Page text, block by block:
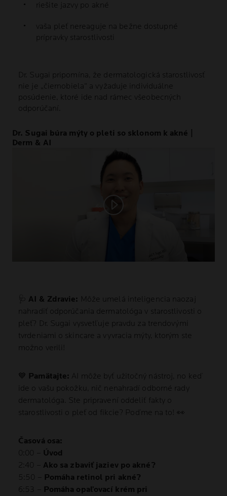
riešite jazvy po akné
vaša pleť nereaguje na bežne dostupné
prípravky starostlivosti
Dr. Sugai pripomína, že dermatologická starostlivosť
nie je „čiernobiela“ a vyžaduje individuálne
posúdenie, ktoré ide nad rámec všeobecných
odporúčaní.
Dr. Sugai búra mýty o pleti so sklonom k akné |
Derm & AI
Play video
🩺 AI & Zdravie: Môže umelá inteligencia naozaj
nahradiť odporúčania dermatológa v starostlivosti o
pleť? Dr. Sugai vysvetľuje pravdu za trendovými
tvrdeniami o skincare a vyvracia mýty, ktorým ste
možno verili!
💙 Pamätajte: AI môže byť užitočný nástroj, no keď
ide o vašu pokožku, nič nenahradí odborné rady
dermatológa. Ste pripravení oddeliť fakty o
starostlivosti o pleť od fikcie? Poďme na to! 👀
Časová osa:
0:00 –
Úvod
2:40 – Ako sa zbaviť jaziev po akné?
5:50 –
Pomáha retinol pri akné?
6:53 –
Pomáha opaľovací krém pri